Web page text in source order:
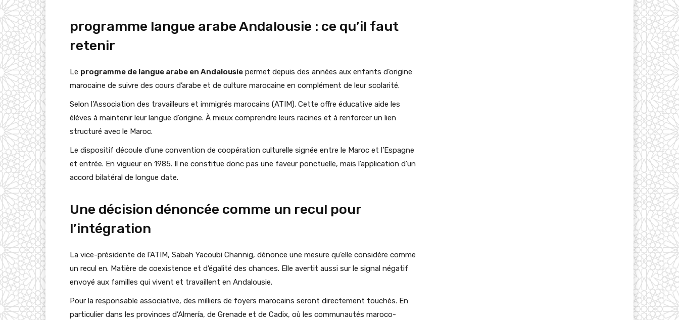
programme langue arabe Andalousie : ce qu’il faut
retenir
Le programme de langue arabe en Andalousie permet depuis des années aux enfants d’origine
marocaine de suivre des cours d’arabe et de culture marocaine en complément de leur scolarité.
Selon l’Association des travailleurs et immigrés marocains (ATIM). Cette offre éducative aide les
élèves à maintenir leur langue d’origine. À mieux comprendre leurs racines et à renforcer un lien
structuré avec le Maroc.
Le dispositif découle d’une convention de coopération culturelle signée entre le Maroc et l’Espagne
et entrée. En vigueur en 1985. Il ne constitue donc pas une faveur ponctuelle, mais l’application d’un
accord bilatéral de longue date.
Une décision dénoncée comme un recul pour
l’intégration
La vice-présidente de l’ATIM, Sabah Yacoubi Channig, dénonce une mesure qu’elle considère comme
un recul en. Matière de coexistence et d’égalité des chances. Elle avertit aussi sur le signal négatif
envoyé aux familles qui vivent et travaillent en Andalousie.
Pour la responsable associative, des milliers de foyers marocains seront directement touchés. En
particulier dans les provinces d’Almería, de Grenade et de Cadix, où les communautés maroco-